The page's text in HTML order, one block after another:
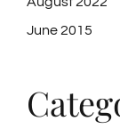
June 2015